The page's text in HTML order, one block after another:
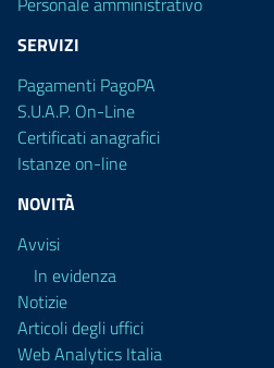
SERVIZI
Pagamenti PagoPA
S.U.A.P. On-Line
Certificati anagrafici
Istanze on-line
NOVITÀ
Avvisi
In evidenza
Notizie
Articoli degli uffici
Web Analytics Italia